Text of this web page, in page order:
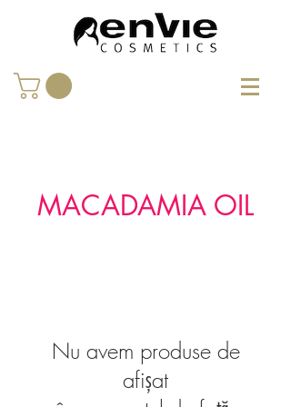
MACADAMIA OIL
Nu avem produse de
afișat